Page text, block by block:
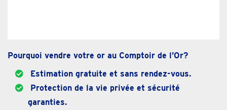
Pourquoi vendre votre or au Comptoir de l’Or?
Estimation gratuite et sans rendez-vous.
Protection de la vie privée et sécurité
garanties.